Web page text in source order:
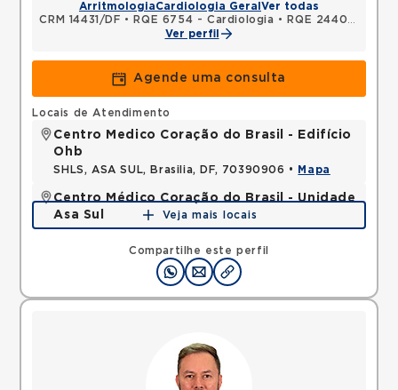
ArritmologiaCardiologia Geral Ver todas
CRM 14431/DF • RQE 6754 - Cardiologia •
RQE 24404 - Clínica médica
Ver perfil
Agende uma consulta
Compartilhe este perfil
Locais de Atendimento
Centro Medico Coração do Brasil - Edifício
Ohb
SHLS, ASA SUL, Brasilia, DF, 70390906 • Mapa
Centro Médico Coração do Brasil - Unidade
Asa Sul
SHLS, ASA SUL, Brasilia, DF, 70390700 •Mapa
Veja mais locais